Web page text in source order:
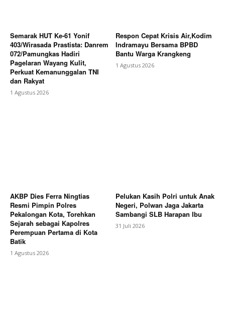
Semarak HUT Ke-61 Yonif
403/Wirasada Prastista: Danrem
072/Pamungkas Hadiri
Pagelaran Wayang Kulit,
Perkuat Kemanunggalan TNI
dan Rakyat
1 Agustus 2026
Respon Cepat Krisis Air,Kodim
Indramayu Bersama BPBD
Bantu Warga Krangkeng
1 Agustus 2026
AKBP Dies Ferra Ningtias
Resmi Pimpin Polres
Pekalongan Kota, Torehkan
Sejarah sebagai Kapolres
Perempuan Pertama di Kota
Batik
1 Agustus 2026
Pelukan Kasih Polri untuk Anak
Negeri, Polwan Jaga Jakarta
Sambangi SLB Harapan Ibu
31 Juli 2026